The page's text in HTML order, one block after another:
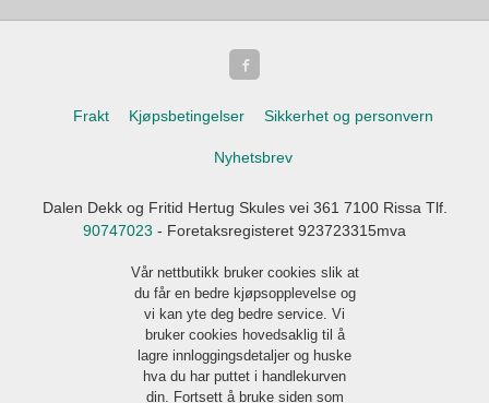
Frakt Kjøpsbetingelser Sikkerhet og personvern
Nyhetsbrev
Dalen Dekk og Fritid Hertug Skules vei 361 7100 Rissa Tlf.
90747023 - Foretaksregisteret 923723315mva
Vår nettbutikk bruker cookies slik at
du får en bedre kjøpsopplevelse og
vi kan yte deg bedre service. Vi
bruker cookies hovedsaklig til å
lagre innloggingsdetaljer og huske
hva du har puttet i handlekurven
din. Fortsett å bruke siden som